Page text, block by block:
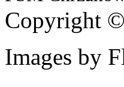
Copyright
Images by